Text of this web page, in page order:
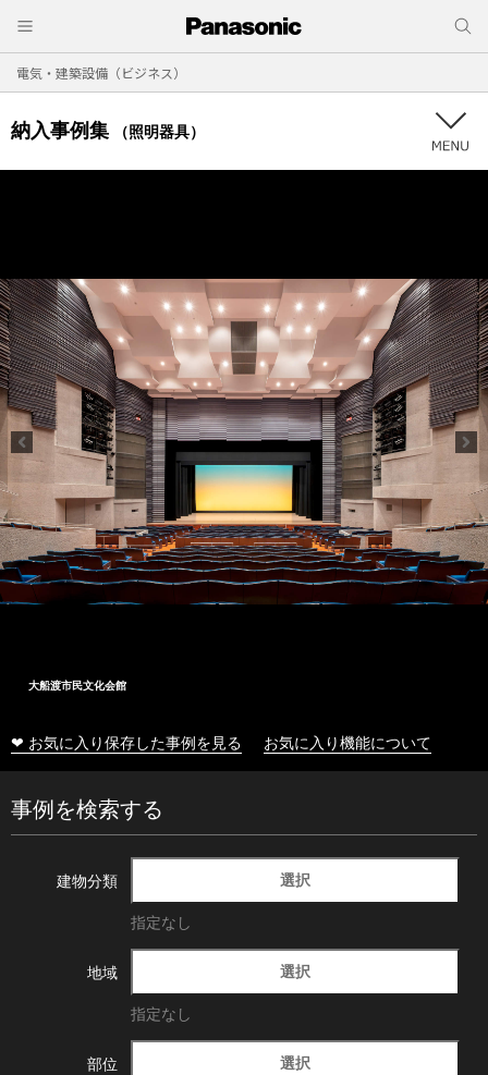
電気・建築設備（ビジネス）
納入事例集 （照明器具）
大船渡市民文化会館
❤ お気に入り保存した事例を見る お気に入り機能について
事例を検索する
建物分類 選択
指定なし
地域 選択
指定なし
部位 選択